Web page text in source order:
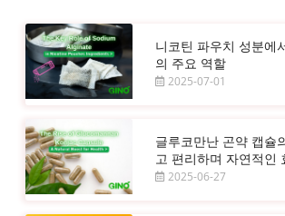
니코틴 파우치 성분에
의 주요 역할
2025-07-01
글루코만난 곤약 캡슐
고 편리하며 자연적인
2025-06-27